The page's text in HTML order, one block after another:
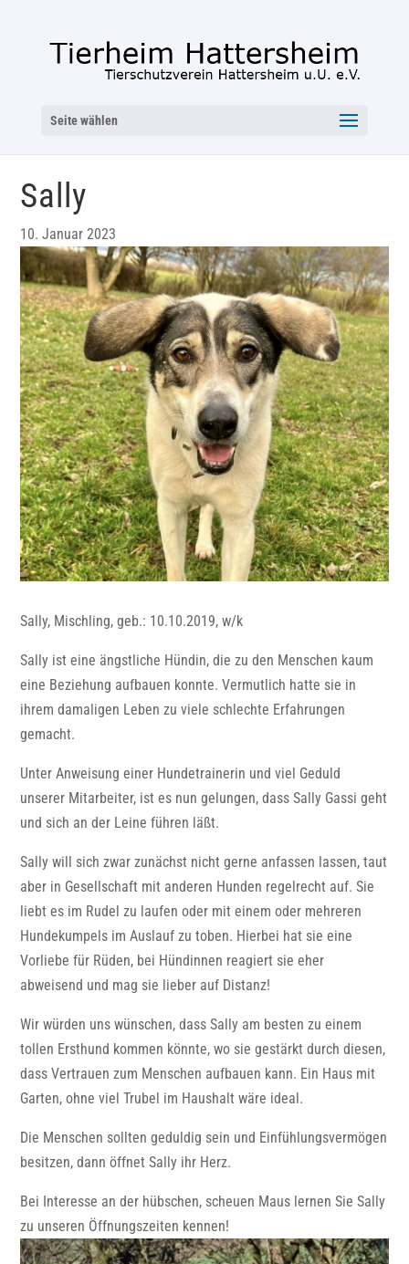
Seite wählen
Sally
10. Januar 2023
Sally, Mischling, geb.: 10.10.2019, w/k
Sally ist eine ängstliche Hündin, die zu den Menschen kaum
eine Beziehung aufbauen konnte. Vermutlich hatte sie in
ihrem damaligen Leben zu viele schlechte Erfahrungen
gemacht.
Unter Anweisung einer Hundetrainerin und viel Geduld
unserer Mitarbeiter, ist es nun gelungen, dass Sally Gassi geht
und sich an der Leine führen läßt.
Sally will sich zwar zunächst nicht gerne anfassen lassen, taut
aber in Gesellschaft mit anderen Hunden regelrecht auf. Sie
liebt es im Rudel zu laufen oder mit einem oder mehreren
Hundekumpels im Auslauf zu toben. Hierbei hat sie eine
Vorliebe für Rüden, bei Hündinnen reagiert sie eher
abweisend und mag sie lieber auf Distanz!
Wir würden uns wünschen, dass Sally am besten zu einem
tollen Ersthund kommen könnte, wo sie gestärkt durch diesen,
dass Vertrauen zum Menschen aufbauen kann. Ein Haus mit
Garten, ohne viel Trubel im Haushalt wäre ideal.
Die Menschen sollten geduldig sein und Einfühlungsvermögen
besitzen, dann öffnet Sally ihr Herz.
Bei Interesse an der hübschen, scheuen Maus lernen Sie Sally
zu unseren Öffnungszeiten kennen!